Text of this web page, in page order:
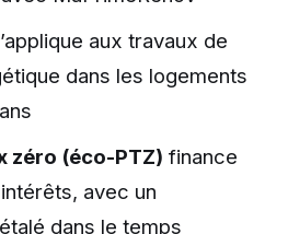
aux travaux de
dans les logements
zéro (éco-PTZ) finance
avec un
dans le temps